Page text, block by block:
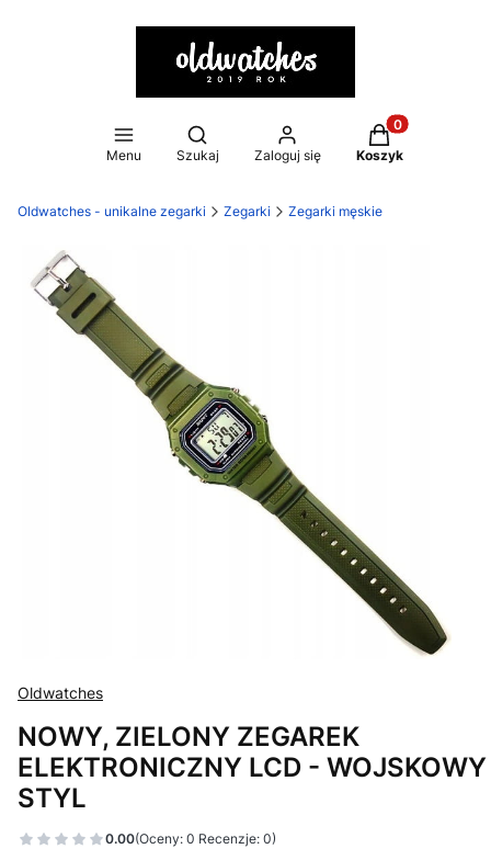
Menu
Otwórz wyszukiwarkę
Szukaj Zaloguj się
Produkty w
Koszyk
Oldwatches - unikalne zegarki Zegarki Zegarki męskie
Oldwatches
NOWY, ZIELONY ZEGAREK
ELEKTRONICZNY LCD - WOJSKOWY
STYL
0.00(Oceny: 0 Recenzje: 0)